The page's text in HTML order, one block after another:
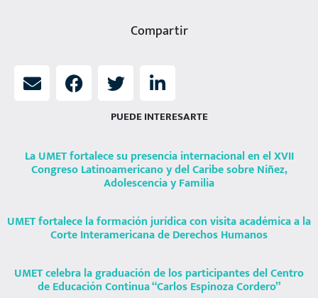
Compartir
PUEDE INTERESARTE
La UMET fortalece su presencia internacional en el XVII
Congreso Latinoamericano y del Caribe sobre Niñez,
Adolescencia y Familia
UMET fortalece la formación jurídica con visita académica a la
Corte Interamericana de Derechos Humanos
UMET celebra la graduación de los participantes del Centro
de Educación Continua “Carlos Espinoza Cordero”